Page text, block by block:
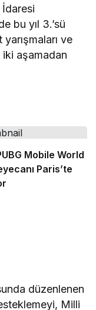
bu yıl 3.’sü
ve
iki aşamadan
Mobile World
Paris’te
düzenlenen
Milli